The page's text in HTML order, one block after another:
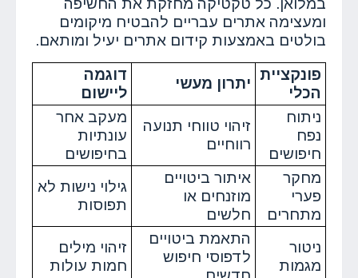
ומעצימה אתרים עבריים להבטיח מיקומים
בולטים באמצעות קידום אתרים יעיל ומותאם.
פונקציית
הכלי
יתרון מעשי
דוגמה
ליישום
ניתוח
נפח
חיפושים
זיהוי טווחי תנועה
רווחיים
מעקב אחר
עונתיות
בחיפושים
מחקר
פערי
מתחרים
איתור ביטויים
מוזנחים או
חלשים
גילוי נישות לא
תפוסות
ניטור
מגמות
התאמת ביטויים
לדפוסי חיפוש
זיהוי מילים
חמות עולות